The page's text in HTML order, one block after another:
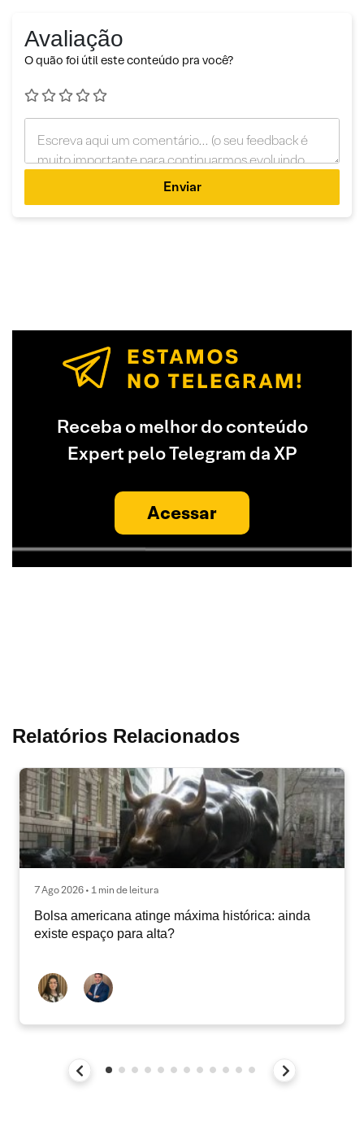
Avaliação
O quão foi útil este conteúdo pra você?
Enviar
Receba o melhor do conteúdo
Expert pelo Telegram da XP
Acessar
Relatórios Relacionados
7 Ago 2026 • 1 min de leitura
Bolsa americana atinge máxima histórica: ainda
existe espaço para alta?